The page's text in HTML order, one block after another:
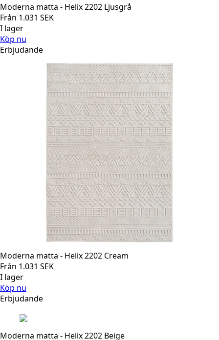
Moderna matta - Helix 2202 Ljusgrå
Från 1.031 SEK
I lager
Köp nu
Erbjudande
Moderna matta - Helix 2202 Cream
Från 1.031 SEK
I lager
Köp nu
Erbjudande
Moderna matta - Helix 2202 Beige